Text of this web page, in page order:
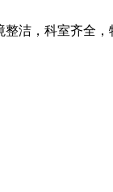
洁，科室齐全